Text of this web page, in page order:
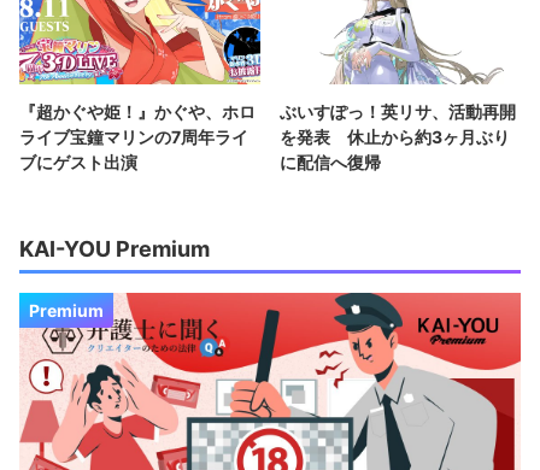
『超かぐや姫！』かぐや、ホロ
ライブ宝鐘マリンの7周年ライ
ブにゲスト出演
ぶいすぽっ！英リサ、活動再開
を発表 休止から約3ヶ月ぶり
に配信へ復帰
KAI-YOU Premium
Premium